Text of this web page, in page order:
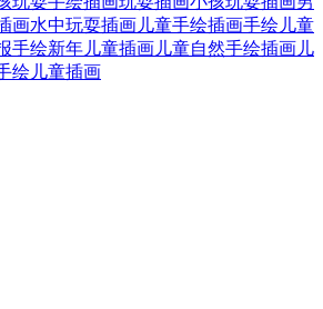
画水中玩耍插画 儿童手绘插画手绘儿童
手绘新年儿童插画 儿童自然手绘插画 儿
绘儿童插画